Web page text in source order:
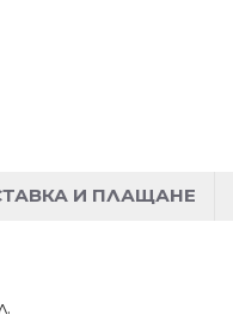
И ПЛАЩАНЕ